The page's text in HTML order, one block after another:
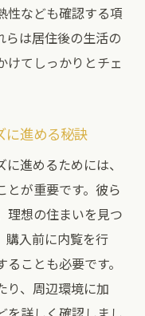
性なども確認する項
らは居住後の生活の
けてしっかりとチェ
に進める秘訣
進めるためには、
とが重要です。彼ら
理想の住まいを見つ
購入前に内覧を行
ことも必要です。
り、周辺環境に加